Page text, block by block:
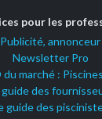
pour les
Publicité, annonceur
Newsletter Pro
marché :
guide des
guide des